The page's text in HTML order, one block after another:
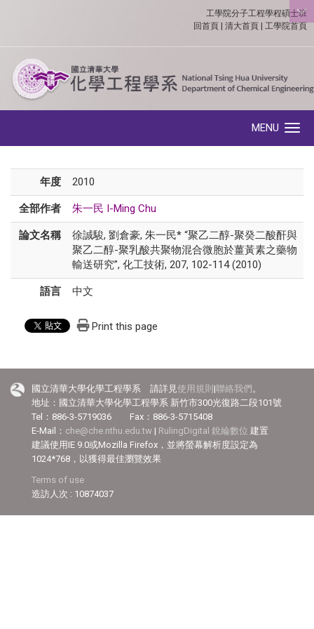
:::
工學院分子工程學程碩士班
回首頁
清大首頁 工學院首頁
MENU
年度 2010
全部作者 朱一民 I-Ming Chu
論文名稱
徐誠駿, 劉倉豪, 朱一民* “聚乙二醇-聚癸二酸酐與
聚乙二醇-聚乳酸共聚物混合微胞於薑黃素之藥物
輸送研究”, 化工技術, 207, 102-114 (2010)
語言 中文
Print this page
國立清華大學化學工程學系 請詳見使用規則 |聯絡我們 。
地址：國立清華大學化學工程學系 新竹市300光復路二段101號
Tel：886-3-5719036 Fax：886-3-5715408
E-Mail： che@che.nthu.edu.tw | RulingDigital 銳綸數位 建置
建議使用IE 9.0或Mozilla Firefox，並將螢幕解析度設定為
1024*768，以獲得最佳瀏覽效果
Terms of use
造訪人次 : 10874037